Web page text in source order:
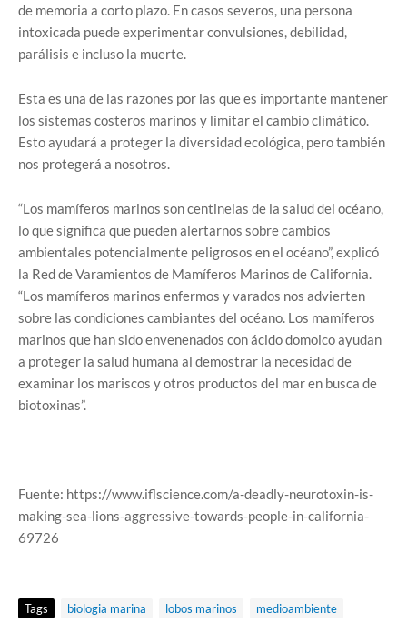
de memoria a corto plazo. En casos severos, una persona
intoxicada puede experimentar convulsiones, debilidad,
parálisis e incluso la muerte.
Esta es una de las razones por las que es importante mantener
los sistemas costeros marinos y limitar el cambio climático.
Esto ayudará a proteger la diversidad ecológica, pero también
nos protegerá a nosotros.
“Los mamíferos marinos son centinelas de la salud del océano,
lo que significa que pueden alertarnos sobre cambios
ambientales potencialmente peligrosos en el océano”, explicó
la Red de Varamientos de Mamíferos Marinos de California.
“Los mamíferos marinos enfermos y varados nos advierten
sobre las condiciones cambiantes del océano. Los mamíferos
marinos que han sido envenenados con ácido domoico ayudan
a proteger la salud humana al demostrar la necesidad de
examinar los mariscos y otros productos del mar en busca de
biotoxinas”.
Fuente: https://www.iflscience.com/a-deadly-neurotoxin-is-
making-sea-lions-aggressive-towards-people-in-california-
69726
Tags biologia marina lobos marinos
medioambiente